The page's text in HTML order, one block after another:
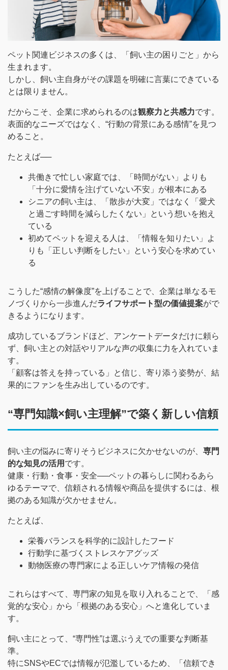
ペット関連ビジネスの多くは、「飼い主の困りごと」から
生まれます。
しかし、飼い主自身がその課題を明確に言葉にできている
とは限りません。
だからこそ、企業に求められるのは観察力と共感力です。
表面的なニーズではなく、“行動の背景にある感情”を見つ
めること。
たとえば──
共働きで忙しい家庭では、「時間がない」よりも
「十分に愛情を注げていない不安」が根本にある
シニアの飼い主は、「散歩が大変」ではなく「愛犬
と過ごす時間を減らしたくない」という想いを抱え
ている
初めてペットを迎える人は、「情報を知りたい」よ
りも「正しい判断をしたい」という安心を求めてい
る
こうした“感情の解像度”を上げることで、企業は単なるモ
ノづくりから一歩進んだライフサポート型の価値提案がで
きるようになります。
成功しているブランドほど、アンケートデータだけに頼ら
ず、飼い主との対話やリアルな声の収集に力を入れていま
す。
「顧客は答えを持っている」と信じ、寄り添う姿勢が、結
果的にファンを生み出しているのです。
“専門知識×飼い主理解”で築く新しい信頼
飼い主の悩みに寄りそうビジネスに欠かせないのが、 専門
的な知見の活用 です。
健康・行動・食事・安全──ペットの暮らしに関わるあら
ゆるテーマで、信頼される情報や商品を提供するには、根
拠のある知識が欠かせません。
たとえば、
栄養バランスを科学的に設計したフード
行動学に基づくストレスケアグッズ
動物医療の専門家による正しいケア情報の発信
これらはすべて、専門家の知見を取り入れることで、「感
覚的な安心」から「根拠のある安心」へと進化していま
す。
飼い主にとって、“専門性”は選ぶうえでの重要な判断基
準。
特にSNSやECでは情報が氾濫しているため、「信頼でき